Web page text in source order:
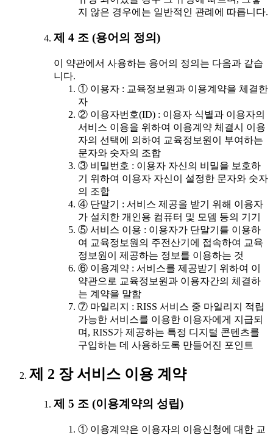
지 않은 경우에는 일반적인 관례에 따릅니다.
제 4 조 (용어의 정의)
이 약관에서 사용하는 용어의 정의는 다음과 같습
니다.
① 이용자 : 교육정보원과 이용계약을 체결한
자
② 이용자번호(ID) : 이용자 식별과 이용자의
서비스 이용을 위하여 이용계약 체결시 이용
자의 선택에 의하여 교육정보원이 부여하는
문자와 숫자의 조합
③ 비밀번호 : 이용자 자신의 비밀을 보호하
기 위하여 이용자 자신이 설정한 문자와 숫자
의 조합
④ 단말기 : 서비스 제공을 받기 위해 이용자
가 설치한 개인용 컴퓨터 및 모뎀 등의 기기
⑤ 서비스 이용 : 이용자가 단말기를 이용하
여 교육정보원의 주전산기에 접속하여 교육
정보원이 제공하는 정보를 이용하는 것
⑥ 이용계약 : 서비스를 제공받기 위하여 이
약관으로 교육정보원과 이용자간의 체결하
는 계약을 말함
⑦ 마일리지 : RISS 서비스 중 마일리지 적립
가능한 서비스를 이용한 이용자에게 지급되
며, RISS가 제공하는 특정 디지털 콘텐츠를
구입하는 데 사용하도록 만들어진 포인트
제 2 장 서비스 이용 계약
제 5 조 (이용계약의 성립)
① 이용계약은 이용자의 이용신청에 대한 교